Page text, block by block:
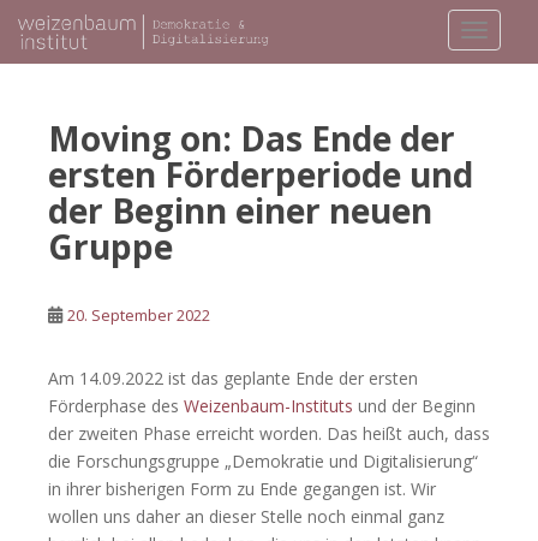
i
Moving on: Das Ende der
ersten Förderperiode und
der Beginn einer neuen
Gruppe
20. September 2022
Am 14.09.2022 ist das geplante Ende der ersten
Förderphase des Weizenbaum-Instituts und der Beginn
der zweiten Phase erreicht worden. Das heißt auch, dass
die Forschungsgruppe „Demokratie und Digitalisierung“
in ihrer bisherigen Form zu Ende gegangen ist. Wir
wollen uns daher an dieser Stelle noch einmal ganz